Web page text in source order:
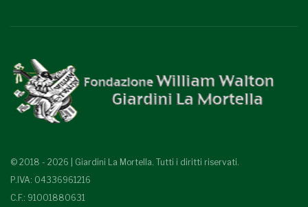
© 2018 - 2026 | Giardini La Mortella. Tutti i diritti riservati.
P.IVA: 04336961216
C.F.: 91001880631